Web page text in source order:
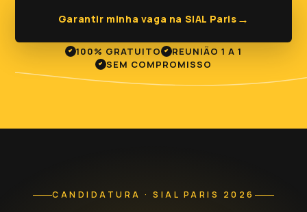
Garantir minha vaga na SIAL Paris →
100% GRATUITO
REUNIÃO 1 A 1
SEM COMPROMISSO
CANDIDATURA · SIAL PARIS 2026